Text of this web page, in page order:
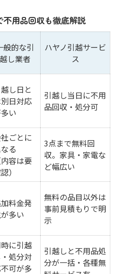
越し業者利用術を解説
品回収サービスの組み合
越し業者利用の流れを紹
スの無料特典を活かすコ
機設置も無料対応できる
に重視したいサービス内
家中町の片付けが軽やかに
片付けがスムーズになる
引越し業者のサポート体
用品回収も徹底解説
般的な引
越し業者
ハヤノ引越サービ
ス
し日と
日対応
い
引越し当日に不用
品回収・処分可
ごとに
る
内容は要
）
3点まで無料回
収。家具・家電な
ど幅広い
料金発
多い
無料の品目以外は
事前見積もりで明
示
に引越
・処分対
可が多
引越しと不用品処
分が一括・各種無